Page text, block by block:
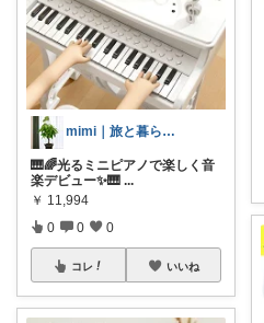
mimi｜旅と暮らし ✈️🌿
🎹🌈光るミニピアノで楽しく音
楽デビュー✨🎹 ...
￥ 11,994
0 0 0
コレ いいね